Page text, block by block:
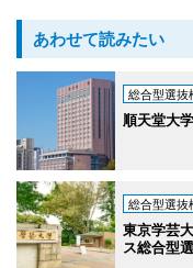
あわせて読みたい
総合型選抜
順天堂大
総合型選抜
東京学芸
ス総合型